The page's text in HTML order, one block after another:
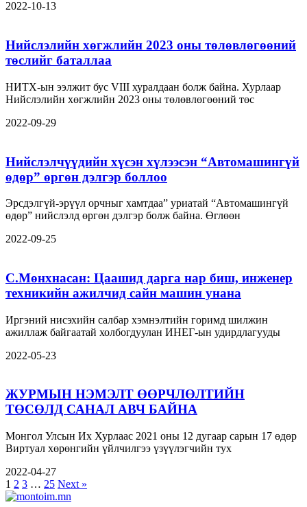
2022-10-13
Нийслэлийн хөгжлийн 2023 оны төлөвлөгөөний
төслийг баталлаа
НИТХ-ын ээлжит бус VIII хуралдаан болж байна. Хурлаар
Нийслэлийн хөгжлийн 2023 оны төлөвлөгөөний төс
2022-09-29
Нийслэлчүүдийн хүсэн хүлээсэн “Автомашингүй
өдөр” өргөн дэлгэр боллоо
Эрсдэлгүй-эрүүл орчныг хамтдаа” уриатай “Автомашингүй
өдөр” нийслэлд өргөн дэлгэр болж байна. Өглөөн
2022-09-25
С.Мөнхнасан: Цаашид дарга нар биш, инженер
техникийн ажилчид сайн машин унана
Иргэний нисэхийн салбар хэмнэлтийн горимд шилжин
ажиллаж байгаатай холбогдуулан ИНЕГ-ын удирдлагууды
2022-05-23
ЖУРМЫН НЭМЭЛТ ӨӨРЧЛӨЛТИЙН
ТӨСӨЛД САНАЛ АВЧ БАЙНА
Монгол Улсын Их Хурлаас 2021 оны 12 дугаар сарын 17 өдөр
Виртуал хөрөнгийн үйлчилгээ үзүүлэгчийн тух
2022-04-27
1 2 3 … 25 Next »